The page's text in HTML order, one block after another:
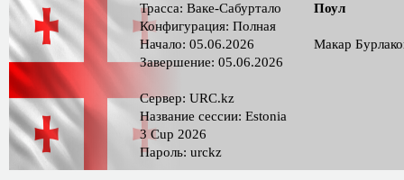
Трасса: Ваке-Сабуртало
Конфигурация: Полная
Начало: 05.06.2026
Завершение: 05.06.2026
Сервер: URC.kz
Название сессии: Estonia
3 Cup 2026
Пароль: urckz
Поул
Макар